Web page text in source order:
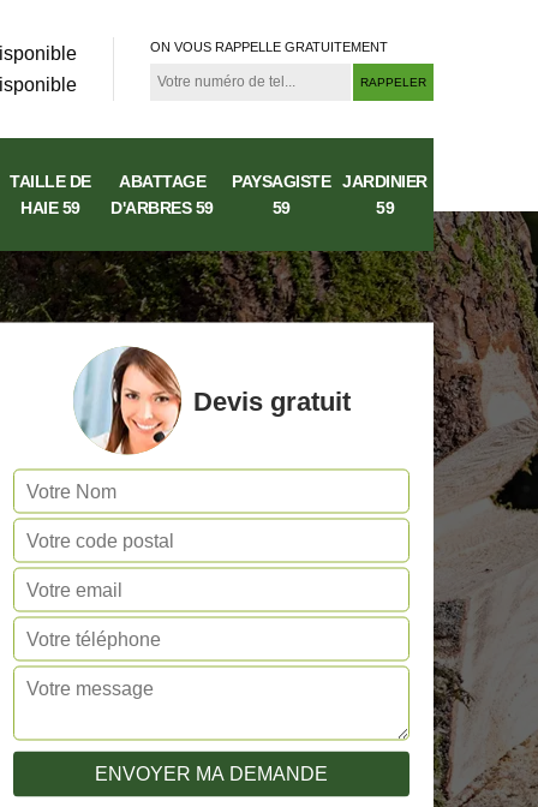
ON VOUS RAPPELLE GRATUITEMENT
TAILLE DE
HAIE 59
ABATTAGE
D'ARBRES 59
PAYSAGISTE
59
JARDINIER
59
Devis gratuit